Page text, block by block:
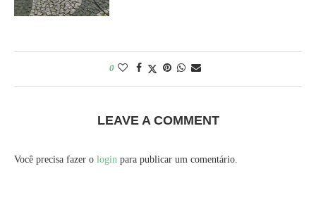
0
LEAVE A COMMENT
Você precisa fazer o login para publicar um comentário.